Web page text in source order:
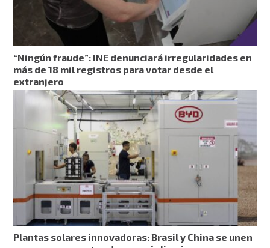
“Ningún fraude”: INE denunciará irregularidades en
más de 18 mil registros para votar desde el
extranjero
Plantas solares innovadoras: Brasil y China se unen